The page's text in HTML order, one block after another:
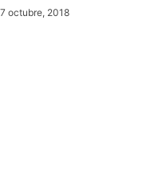
octubre, 2018